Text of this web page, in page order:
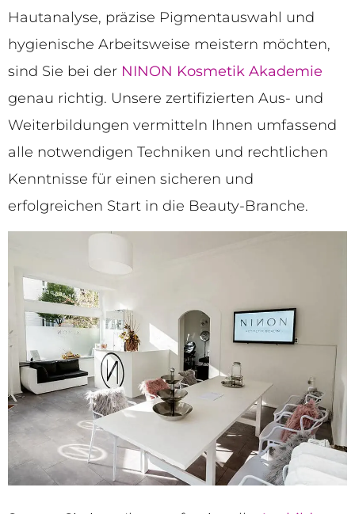
Hautanalyse, präzise Pigmentauswahl und
hygienische Arbeitsweise meistern möchten,
sind Sie bei der NINON Kosmetik Akademie
genau richtig. Unsere zertifizierten Aus- und
Weiterbildungen vermitteln Ihnen umfassend
alle notwendigen Techniken und rechtlichen
Kenntnisse für einen sicheren und
erfolgreichen Start in die Beauty-Branche.